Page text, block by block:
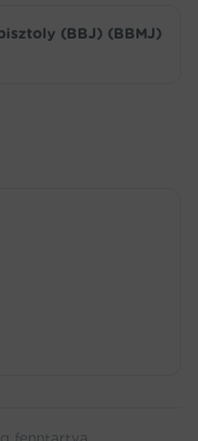
(BBJ) (BBMJ)